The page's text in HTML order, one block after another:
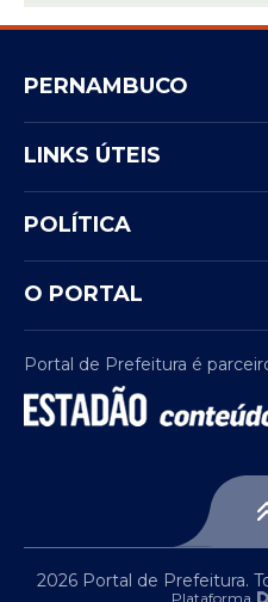
PERNAMBUCO
LINKS ÚTEIS
POLÍTICA
O PORTAL
Portal de Prefeitura é
2026 Portal de Prefeitura.
Plataforma